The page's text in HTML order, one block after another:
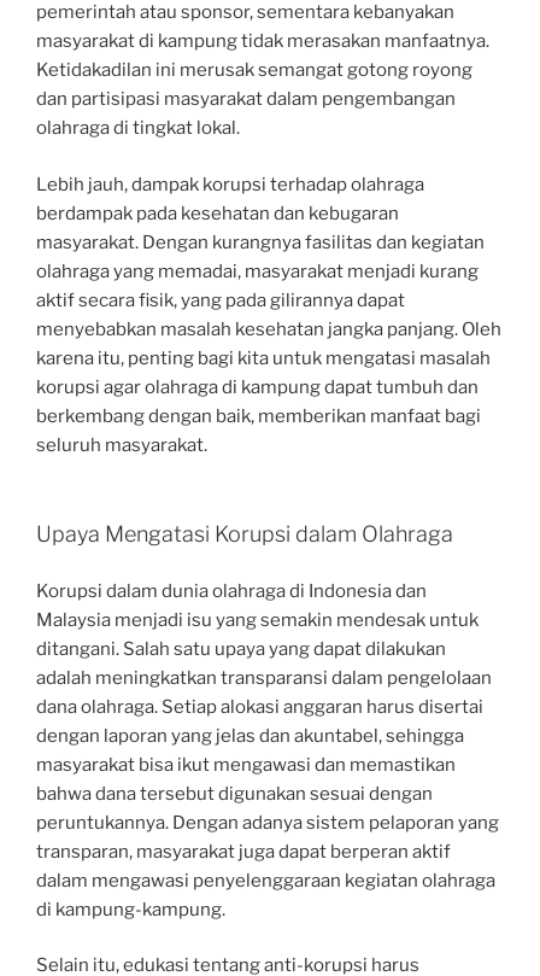
pemerintah atau sponsor, sementara kebanyakan
masyarakat di kampung tidak merasakan manfaatnya.
Ketidakadilan ini merusak semangat gotong royong
dan partisipasi masyarakat dalam pengembangan
olahraga di tingkat lokal.
Lebih jauh, dampak korupsi terhadap olahraga
berdampak pada kesehatan dan kebugaran
masyarakat. Dengan kurangnya fasilitas dan kegiatan
olahraga yang memadai, masyarakat menjadi kurang
aktif secara fisik, yang pada gilirannya dapat
menyebabkan masalah kesehatan jangka panjang. Oleh
karena itu, penting bagi kita untuk mengatasi masalah
korupsi agar olahraga di kampung dapat tumbuh dan
berkembang dengan baik, memberikan manfaat bagi
seluruh masyarakat.
Upaya Mengatasi Korupsi dalam Olahraga
Korupsi dalam dunia olahraga di Indonesia dan
Malaysia menjadi isu yang semakin mendesak untuk
ditangani. Salah satu upaya yang dapat dilakukan
adalah meningkatkan transparansi dalam pengelolaan
dana olahraga. Setiap alokasi anggaran harus disertai
dengan laporan yang jelas dan akuntabel, sehingga
masyarakat bisa ikut mengawasi dan memastikan
bahwa dana tersebut digunakan sesuai dengan
peruntukannya. Dengan adanya sistem pelaporan yang
transparan, masyarakat juga dapat berperan aktif
dalam mengawasi penyelenggaraan kegiatan olahraga
di kampung-kampung.
Selain itu, edukasi tentang anti-korupsi harus